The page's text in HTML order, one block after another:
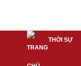
THỜI SỰ